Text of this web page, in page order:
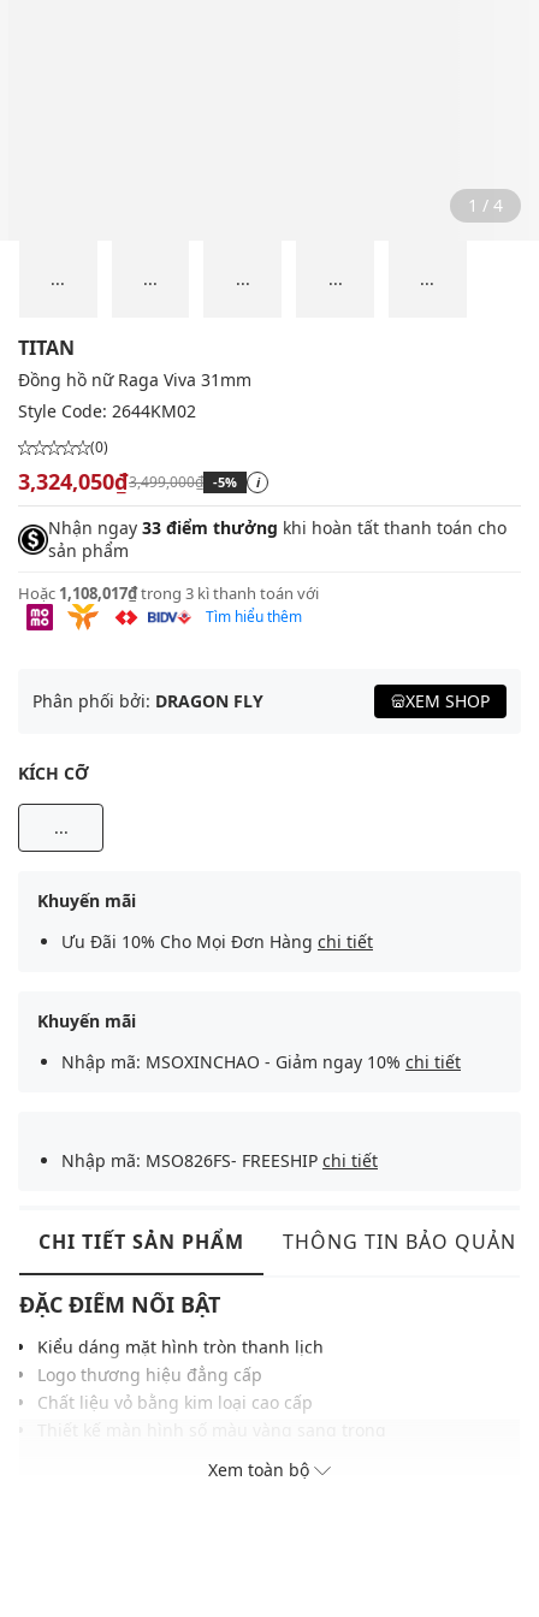
2 / 4
... ... ... ... ...
TITAN
Đồng hồ nữ Raga Viva 31mm
Style Code: 2644KM02
(0)
3,324,050₫3,499,000₫ -5% i
Nhận ngay 33 điểm thưởng khi hoàn tất thanh toán cho
sản phẩm
Hoặc 1,108,017₫trong 3 kì thanh toán với
Tìm hiểu thêm
Phân phối bởi: DRAGON FLY XEM SHOP
KÍCH CỠ
...
Khuyến mãi
Ưu Đãi 10% Cho Mọi Đơn Hàng chi tiết
Khuyến mãi
Nhập mã: MSOXINCHAO - Giảm ngay 10% chi tiết
Nhập mã: MSO826FS- FREESHIP chi tiết
CHI TIẾT SẢN PHẨM THÔNG TIN BẢO QUẢN
ĐẶC ĐIỂM NỔI BẬT
Kiểu dáng mặt hình tròn thanh lịch
Logo thương hiệu đẳng cấp
Chất liệu vỏ bằng kim loại cao cấp
Khả năng chống nước ở độ sâu 30m
Xem toàn bộ